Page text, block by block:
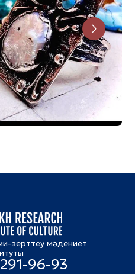
зерттеу мәдениет
96-93